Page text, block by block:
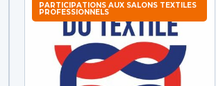
PARTICIPATIONS AUX SALONS TEXTILES
PROFESSIONNELS